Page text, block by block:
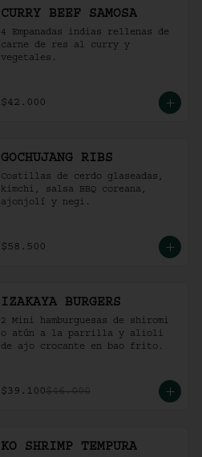
CURRY BEEF SAMOSA
4 Empanadas indias rellenas de
carne de res al curry y
vegetales.
$42.000
GOCHUJANG RIBS
Costillas de cerdo glaseadas,
kimchi, salsa BBQ coreana,
ajonjolí y negi.
$58.500
IZAKAYA BURGERS
2 Mini hamburguesas de shiromi
o atún a la parrilla y alioli
de ajo crocante en bao frito.
$39.100$46.000
KO SHRIMP TEMPURA